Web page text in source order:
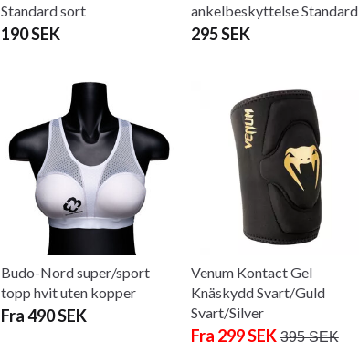
Standard sort
190 SEK
ankelbeskyttelse Standard
295 SEK
Budo-Nord super/sport
topp hvit uten kopper
Fra 490 SEK
Venum Kontact Gel
Knäskydd Svart/Guld
Svart/Silver
Fra 299 SEK 395 SEK